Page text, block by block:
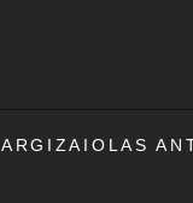
ARGIZAIOLAS